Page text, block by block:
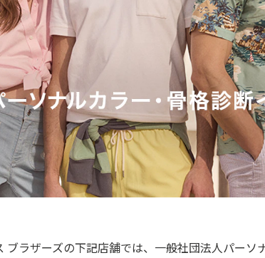
ブラザーズの下記店舗では、一般社団法人パーソ